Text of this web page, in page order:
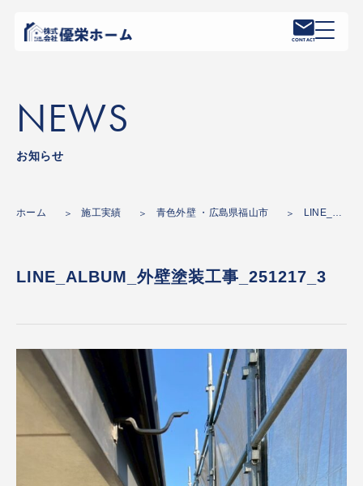
CONTACT
NEWS
お知らせ
ホーム 施工実績 青色外壁 ・広島県福山市 LINE_ALBUM_外壁塗装工事_251217_3
LINE_ALBUM_外壁塗装工事_251217_3